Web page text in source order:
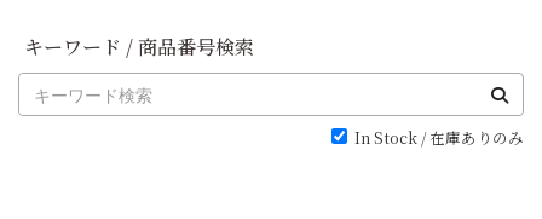
キーワード / 商品番号検索
In Stock / 在庫ありのみ